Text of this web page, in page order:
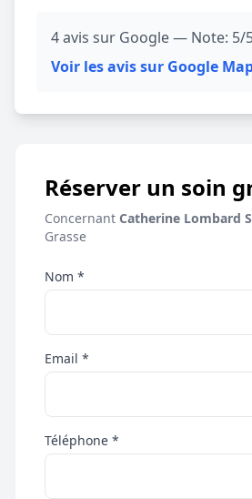
4 avis sur Google — Note: 5/
Voir les avis sur Google
Réserver un soin
Concernant Catherine Lombard
Grasse
Nom *
Email *
Téléphone *